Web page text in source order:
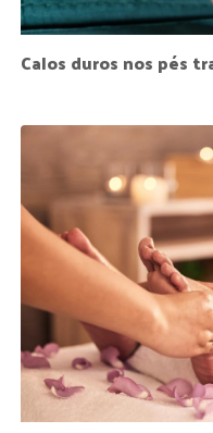
Calos duros nos pés